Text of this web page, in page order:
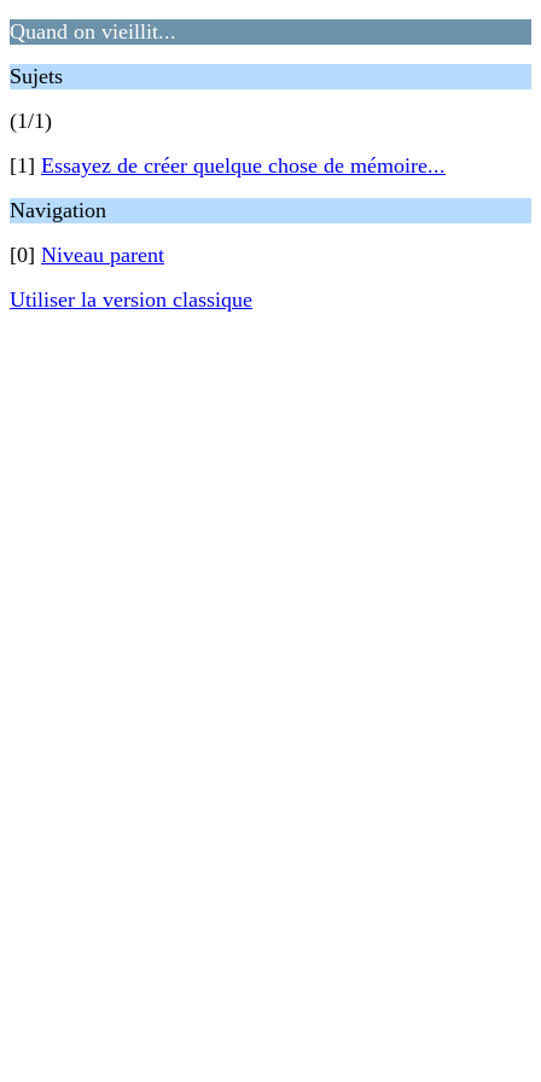
Quand on vieillit...
Sujets
(1/1)
[1] Essayez de créer quelque chose de mémoire...
Navigation
[0] Niveau parent
Utiliser la version classique